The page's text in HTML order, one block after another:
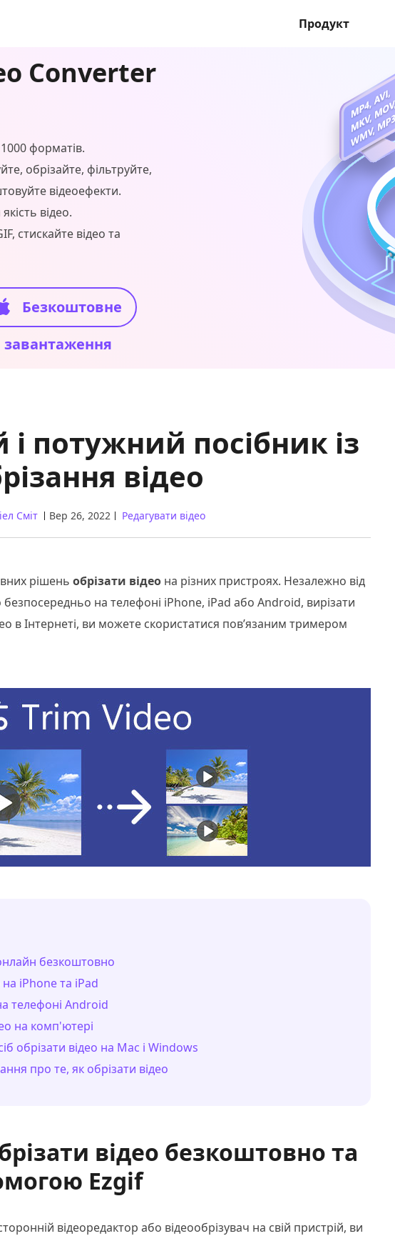
Продукт
Converter
форматів.
обрізайте, фільтруйте,
відеоефекти.
відео.
стискайте відео та
Безкоштовне
завантаження
потужний посібник із
відео
Сміт Вер 26, 2022 Редагувати відео
рішень обрізати відео на різних пристроях. Незалежно від
безпосередньо на телефоні iPhone, iPad або Android, вирізати
в Інтернеті, ви можете скористатися пов’язаним тримером
безкоштовно
iPhone та iPad
телефоні Android
на комп'ютері
обрізати відео на Mac і Windows
про те, як обрізати відео
відео безкоштовно та
Ezgif
відеоредактор або відеообрізувач на свій пристрій, ви